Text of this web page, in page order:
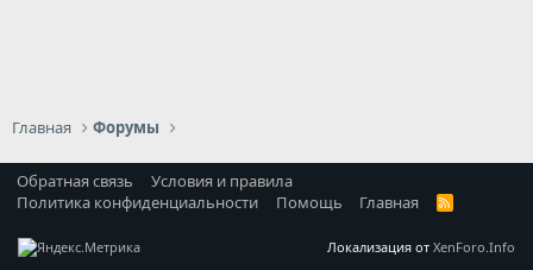
Главная Форумы
Обратная связь
Условия и правила
Политика конфиденциальности
Помощь Главная
R
Локализация от XenForo.Info